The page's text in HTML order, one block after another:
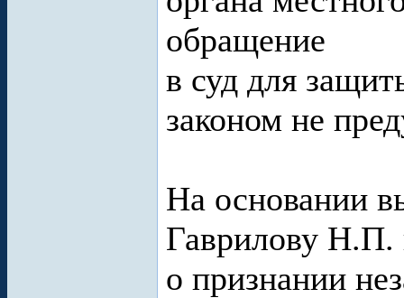
обращение
в суд для
законом не
На основании
Гаврилову Н.П.
о признании